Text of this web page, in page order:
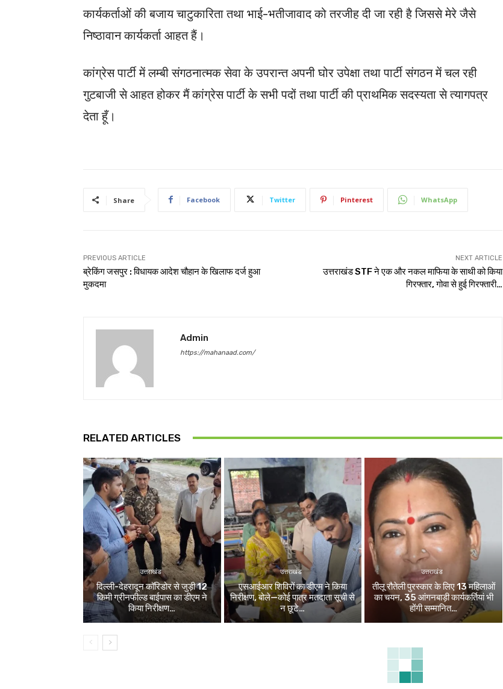
कार्यकर्ताओं की बजाय चाटुकारिता तथा भाई-भतीजावाद को तरजीह दी जा रही है जिससे मेरे जैसे
निष्ठावान कार्यकर्ता आहत हैं।
कांग्रेस पार्टी में लम्बी संगठनात्मक सेवा के उपरान्त अपनी घोर उपेक्षा तथा पार्टी संगठन में चल रही
गुटबाजी से आहत होकर मैं कांग्रेस पार्टी के सभी पदों तथा पार्टी की प्राथमिक सदस्यता से त्यागपत्र
देता हूँ।
Share Facebook Twitter Pinterest WhatsApp
PREVIOUS ARTICLE
ब्रेकिंग जसपुर : विधायक आदेश चौहान के खिलाफ दर्ज हुआ
मुकदमा
NEXT ARTICLE
उत्तराखंड STF ने एक और नकल माफिया के साथी को किया
गिरफ्तार, गोवा से हुई गिरफ्तारी…
Admin
https://mahanaad.com/
RELATED ARTICLES
उत्तराखंड
दिल्ली-देहरादून कॉरिडोर से जुड़ी 12
किमी ग्रीनफील्ड बाईपास का डीएम ने
किया निरीक्षण…
उत्तराखंड
एसआईआर शिविरों का डीएम ने किया
निरीक्षण, बोले—कोई पात्र मतदाता सूची से
न छूटे…
उत्तराखंड
तीलू रौतेली पुरस्कार के लिए 13 महिलाओं
का चयन, 35 आंगनबाड़ी कार्यकर्तियां भी
होंगी सम्मानित…